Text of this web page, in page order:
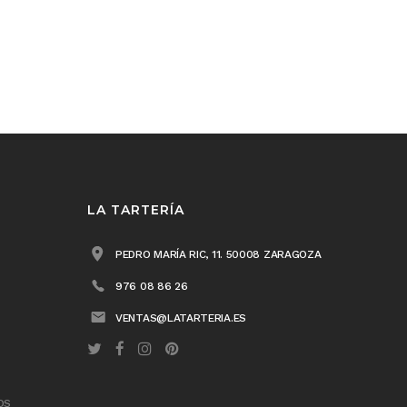
LA TARTERÍA
PEDRO MARÍA RIC, 11. 50008 ZARAGOZA
976 08 86 26
VENTAS@LATARTERIA.ES